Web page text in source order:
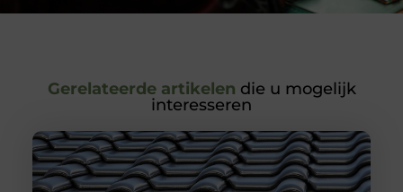
Gerelateerde artikelen die u mogelijk
interesseren